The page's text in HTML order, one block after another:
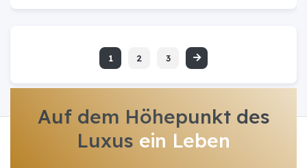
1 2 3
Auf dem Höhepunkt des
Luxus ein Leben